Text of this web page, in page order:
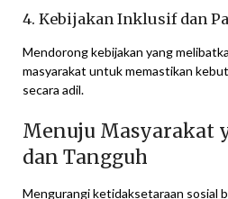
4. Kebijakan Inklusif dan
Mendorong kebijakan yang
masyarakat untuk memastikan
secara adil.
Menuju Masyarakat
dan Tangguh
Mengurangi ketidaksetaraan sosial